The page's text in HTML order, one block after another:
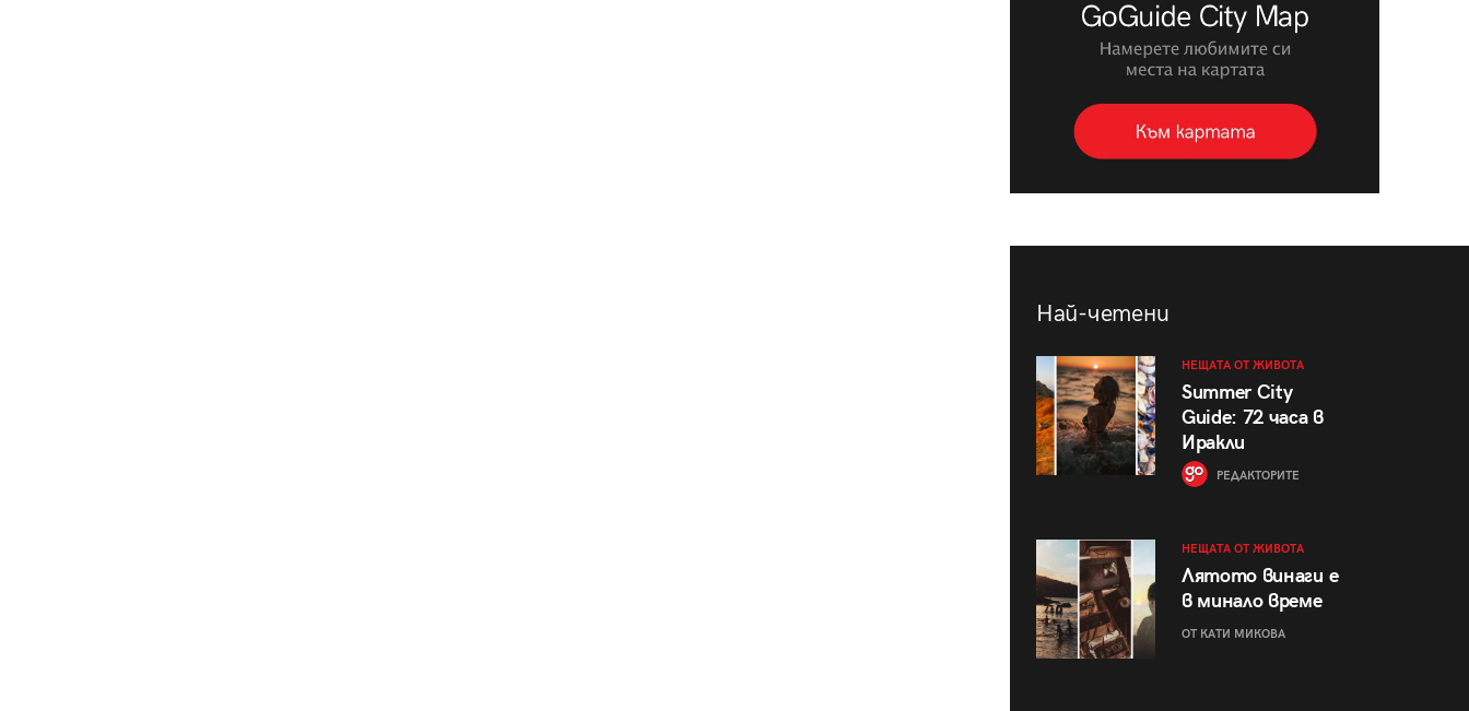
Най-четени
НЕЩАТА ОТ ЖИВОТА
Summer City
Guide: 72 часа в
Иракли
РЕДАКТОРИТЕ
НЕЩАТА ОТ ЖИВОТА
Лятото винаги е
в минало време
ОТ КАТИ МИКОВА